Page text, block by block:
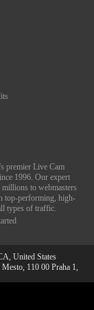
premier Live Cam
1996. Our expert
millions to webmasters
top-performing, high-
types of traffic.
United States
110 00 Praha 1,
time of photography: